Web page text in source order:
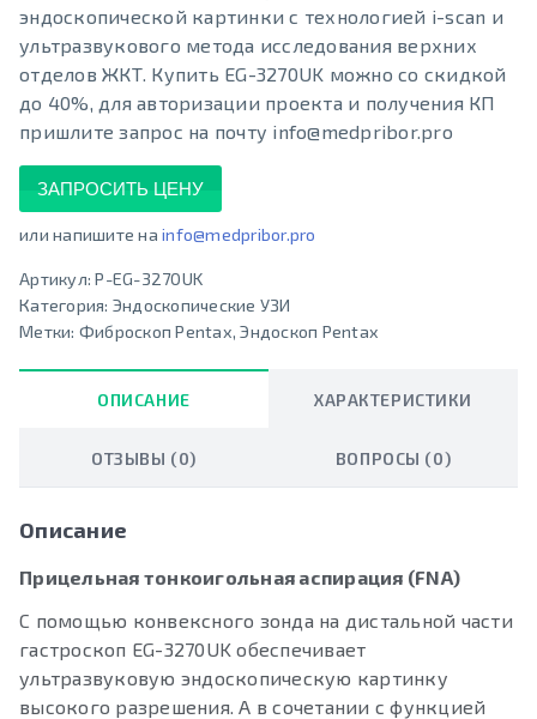
эндоскопической картинки с технологией i-scan и
ультразвукового метода исследования верхних
отделов ЖКТ. Купить EG-3270UK можно со скидкой
до 40%, для авторизации проекта и получения КП
пришлите запрос на почту info@medpribor.pro
ЗАПРОСИТЬ ЦЕНУ
или напишите на info@medpribor.pro
Артикул:P-EG-3270UK
Категория: Эндоскопические УЗИ
Метки: Фиброскоп Pentax,Эндоскоп Pentax
ОПИСАНИЕ ХАРАКТЕРИСТИКИ
ОТЗЫВЫ (0) ВОПРОСЫ (0)
Описание
Прицельная тонкоигольная аспирация (FNA)
С помощью конвексного зонда на дистальной части
гастроскоп EG-3270UK обеспечивает
ультразвуковую эндоскопическую картинку
высокого разрешения. А в сочетании с функцией